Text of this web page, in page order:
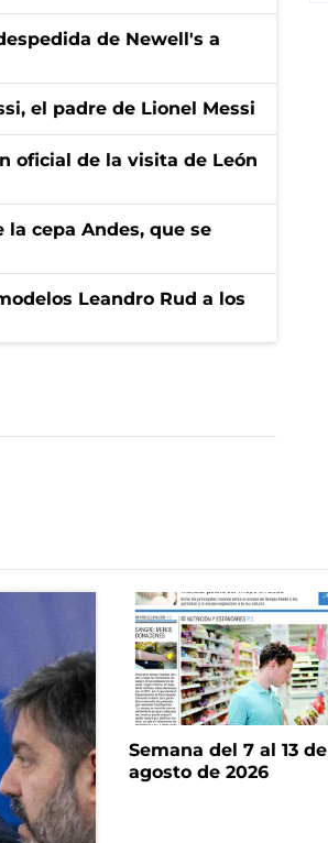
de Newell's a
el padre de Lionel Messi
oficial de la visita de León
cepa Andes, que se
Leandro Rud a los
Semana del 7 al 13 de
agosto de 2026